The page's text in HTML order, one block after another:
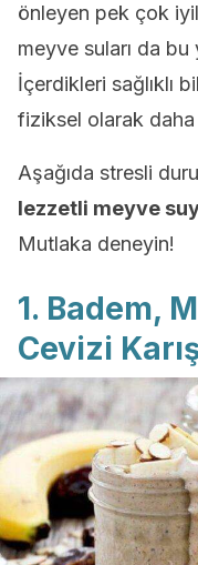
önleyen pek çok
meyve suları da
İçerdikleri sağlıklı
fiziksel olarak daha
Aşağıda stresli
lezzetli meyve
Mutlaka deneyin!
1. Badem,
Cevizi